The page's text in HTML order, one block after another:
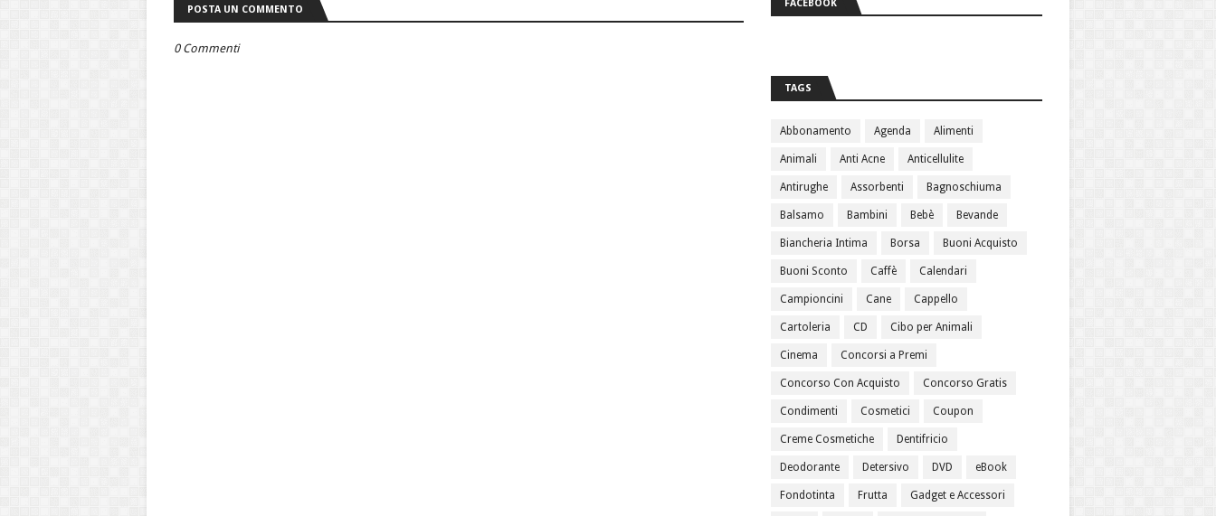
POSTA UN COMMENTO
0 Commenti
FACEBOOK
TAGS
Abbonamento Agenda Alimenti
Animali Anti Acne Anticellulite
Antirughe Assorbenti Bagnoschiuma
Balsamo Bambini Bebè Bevande
Biancheria Intima Borsa Buoni Acquisto
Buoni Sconto Caffè Calendari
Campioncini Cane Cappello
Cartoleria CD Cibo per Animali
Cinema Concorsi a Premi
Concorso Con Acquisto Concorso Gratis
Condimenti Cosmetici Coupon
Creme Cosmetiche Dentifricio
Deodorante Detersivo DVD eBook
Fondotinta Frutta Gadget e Accessori